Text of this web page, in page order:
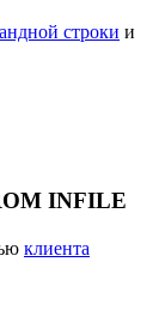
строки и
INFILE
клиента